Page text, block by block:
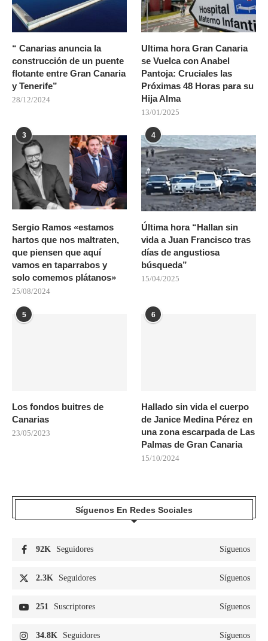
“ Canarias anuncia la
construcción de un puente
flotante entre Gran Canaria
y Tenerife”
28/12/2024
Ultima hora Gran Canaria
se Vuelca con Anabel
Pantoja: Cruciales las
Próximas 48 Horas para su
Hija Alma
13/01/2025
3
Sergio Ramos «estamos
hartos que nos maltraten,
que piensen que aquí
vamos en taparrabos y
solo comemos plátanos»
25/08/2024
4
Última hora “Hallan sin
vida a Juan Francisco tras
días de angustiosa
búsqueda”
15/04/2025
5
Los fondos buitres de
Canarias
23/05/2023
6
Hallado sin vida el cuerpo
de Janice Medina Pérez en
una zona escarpada de Las
Palmas de Gran Canaria
15/10/2024
Síguenos En Redes Sociales
92K Seguidores Síguenos
2.3K Seguidores Síguenos
251 Suscriptores Síguenos
34.8K Seguidores Síguenos